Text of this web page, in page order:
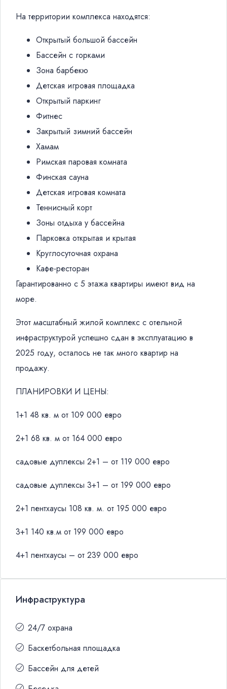
На территории комплекса находятся:
Открытый большой бассейн
Бассейн с горками
Зона барбекю
Детская игровая площадка
Открытый паркинг
Фитнес
Закрытый зимний бассейн
Хамам
Римская паровая комната
Финская сауна
Детская игровая комната
Теннисный корт
Зоны отдыха у бассейна
Парковка открытая и крытая
Круглосуточная охрана
Кафе-ресторан
Гарантированно с 5 этажа квартиры имеют вид на
море.
Этот масштабный жилой комплекс с отельной
инфраструктурой успешно сдан в эксплуатацию в
2025 году, осталось не так много квартир на
продажу.
ПЛАНИРОВКИ И ЦЕНЫ:
1+1 48 кв. м от 109 000 евро
2+1 68 кв. м от 164 000 евро
садовые дуплексы 2+1 – от 119 000 евро
садовые дуплексы 3+1 – от 199 000 евро
2+1 пентхаусы 108 кв. м. от 195 000 евро
3+1 140 кв.м от 199 000 евро
4+1 пентхаусы – от 239 000 евро
Инфраструктура
24/7 охрана
Баскетбольная площадка
Бассейн для детей